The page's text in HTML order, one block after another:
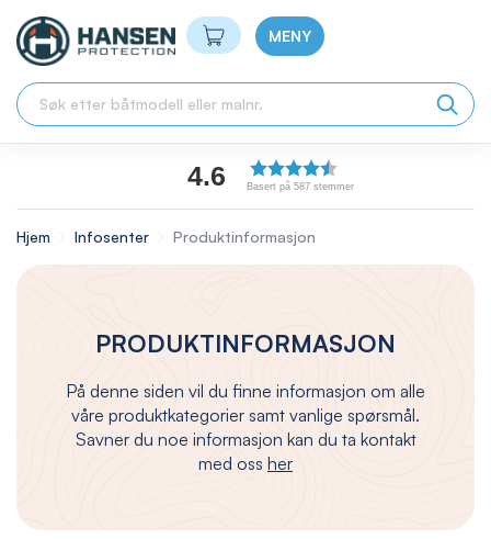
Min handlekurv
MENY
4.6 Basert på 587 stemmer
Hjem Infosenter Produktinformasjon
PRODUKTINFORMASJON
På denne siden vil du finne informasjon om alle
våre produktkategorier samt vanlige spørsmål.
Savner du noe informasjon kan du ta kontakt
med oss her